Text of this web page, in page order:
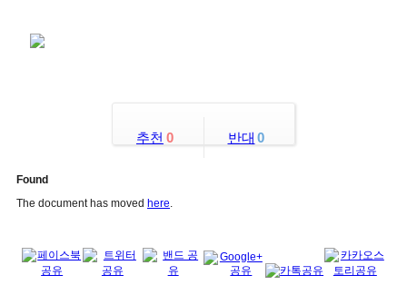
추천 0 반대 0
Found
The document has moved here